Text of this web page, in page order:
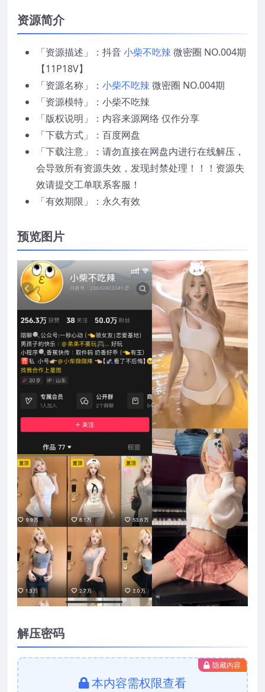
资源简介
「资源描述」：抖音小柴不吃辣 微密圈 NO.004期
【11P18V】
「资源名称」： 小柴不吃辣 微密圈 NO.004期
「资源模特」：小柴不吃辣
「版权说明」：内容来源网络 仅作分享
「下载方式」：百度网盘
「下载注意」：请勿直接在网盘内进行在线解压，
会导致所有资源失效，发现封禁处理！！！资源失
效请提交工单联系客服！
「有效期限」：永久有效
预览图片
解压密码
隐藏内容
本内容需权限查看